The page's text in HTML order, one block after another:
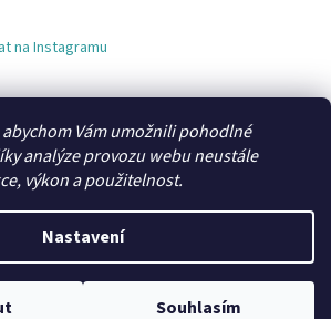
Vám umožnili pohodlné
analýze provozu webu neustále
výkon a použitelnost.
Nastavení
Souhlasím
na Instagramu
xobaly.cz. Všechna práva vyhrazena.
a kódování vytvořilBEOM.cz.